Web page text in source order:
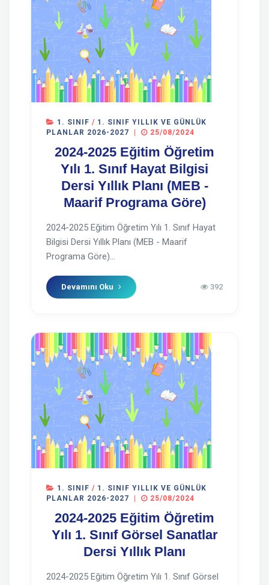
1. SINIF / 1. SINIF YILLIK VE GÜNLÜK
PLANLAR 2026-2027
25/08/2024
2024-2025 Eğitim Öğretim
Yılı 1. Sınıf Hayat Bilgisi
Dersi Yıllık Planı (MEB -
Maarif Programa Göre)
2024-2025 Eğitim Öğretim Yılı 1. Sınıf Hayat
Bilgisi Dersi Yıllık Planı (MEB - Maarif
Programa Göre)...
Devamını Oku 392
1. SINIF / 1. SINIF YILLIK VE GÜNLÜK
PLANLAR 2026-2027
25/08/2024
2024-2025 Eğitim Öğretim
Yılı 1. Sınıf Görsel Sanatlar
Dersi Yıllık Planı
2024-2025 Eğitim Öğretim Yılı 1. Sınıf Görsel